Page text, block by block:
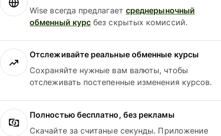
Wise всегда предлагает среднерыночный
обменный курс без скрытых комиссий.
Отслеживайте реальные обменные курсы
Сохраняйте нужные вам валюты, чтобы
отслеживать постепенные изменения курсов.
Полностью бесплатно, без рекламы
Скачайте за считаные секунды. Приложение